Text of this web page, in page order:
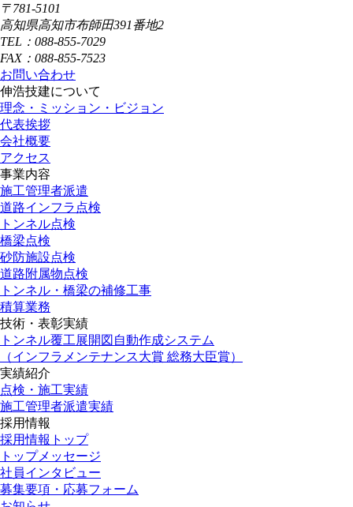
〒781-5101
高知県高知市布師田391番地2
TEL：088-855-7029
FAX：088-855-7523
お問い合わせ
伸浩技建について
理念・ミッション・ビジョン
代表挨拶
会社概要
アクセス
事業内容
施工管理者派遣
道路インフラ点検
トンネル点検
橋梁点検
砂防施設点検
道路附属物点検
トンネル・橋梁の補修工事
積算業務
技術・表彰実績
トンネル覆工展開図自動作成システム
（インフラメンテナンス大賞 総務大臣賞）
実績紹介
点検・施工実績
施工管理者派遣実績
採用情報
採用情報トップ
トップメッセージ
社員インタビュー
募集要項・応募フォーム